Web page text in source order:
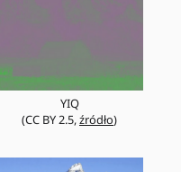
YIQ
(CC BY 2.5,źródło)